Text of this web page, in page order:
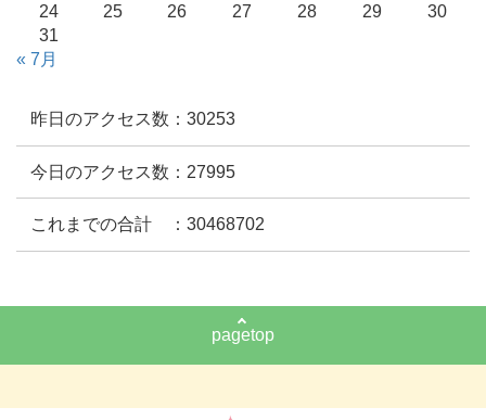
24
25 26 27 28 29
30
31
« 7月
昨日のアクセス数：30253
今日のアクセス数：27995
これまでの合計 ：30468702
pagetop